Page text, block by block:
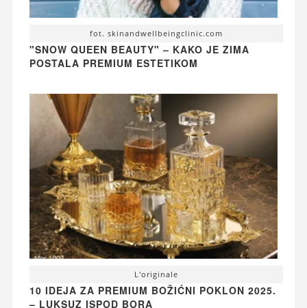
fot. skinandwellbeingclinic.com
"SNOW QUEEN BEAUTY" – KAKO JE ZIMA
POSTALA PREMIUM ESTETIKOM
L'originale
10 IDEJA ZA PREMIUM BOŽIĆNI POKLON 2025.
– LUKSUZ ISPOD BORA